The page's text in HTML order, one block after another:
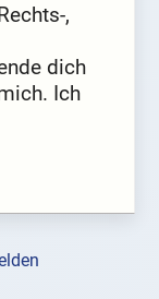
,
dich
Ich